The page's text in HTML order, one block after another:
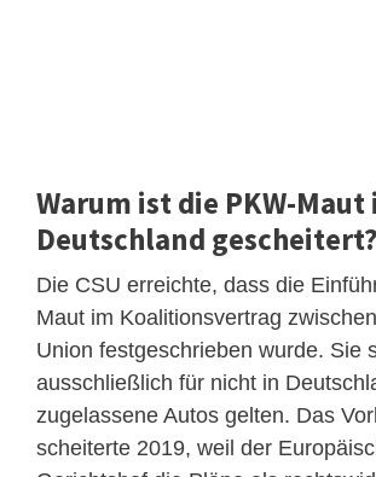
Warum ist die PKW-Maut
Deutschland gescheitert?
Die CSU erreichte, dass die
Maut im Koalitionsvertrag
Union festgeschrieben wurde. Sie
ausschließlich für nicht in
zugelassene Autos gelten. Das
scheiterte 2019, weil der